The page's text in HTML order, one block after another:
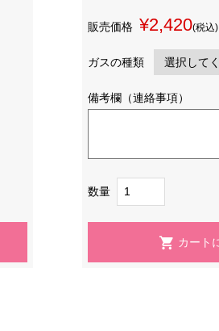
販売価格 ¥2,420(税込)
ガスの種類
備考欄（連絡事項）
数量